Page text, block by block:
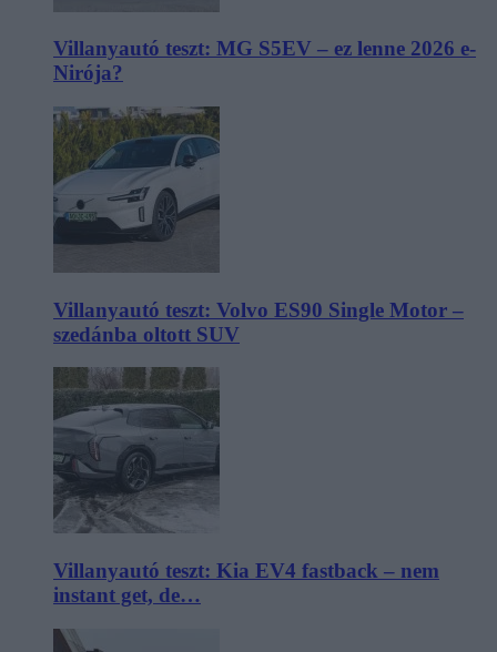
Villanyautó teszt: MG S5EV – ez lenne 2026 e-
Nirója?
Villanyautó teszt: Volvo ES90 Single Motor –
szedánba oltott SUV
Villanyautó teszt: Kia EV4 fastback – nem
instant get, de…